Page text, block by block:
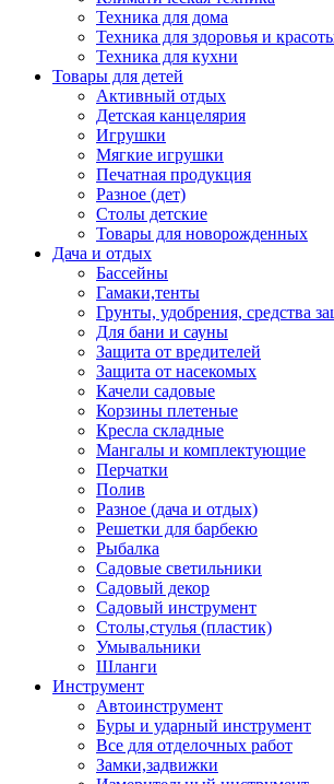
Техника для дома
Техника для здоровья и
Техника для кухни
Товары для детей
Активный отдых
Детская канцелярия
Игрушки
Мягкие игрушки
Печатная продукция
Разное (дет)
Столы детские
Товары для новорожденных
Дача и отдых
Бассейны
Гамаки,тенты
Грунты, удобрения, средства
Для бани и сауны
Защита от вредителей
Защита от насекомых
Качели садовые
Корзины плетеные
Кресла складные
Мангалы и комплектующие
Перчатки
Полив
Разное (дача и отдых)
Решетки для барбекю
Рыбалка
Садовые светильники
Садовый декор
Садовый инструмент
Столы,стулья (пластик)
Умывальники
Шланги
Инструмент
Автоинструмент
Буры и ударный инструмент
Все для отделочных работ
Замки,задвижки